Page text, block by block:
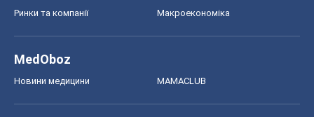
Ринки та компанії Макроекономіка
MedOboz
Новини медицини MAMACLUB